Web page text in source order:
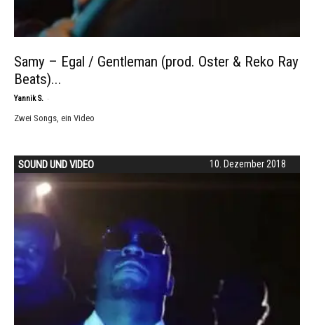
Samy – Egal / Gentleman (prod. Oster & Reko Ray
Beats)...
Yannik S. -
Zwei Songs, ein Video
10. Dezember 2018
SOUND UND VIDEO